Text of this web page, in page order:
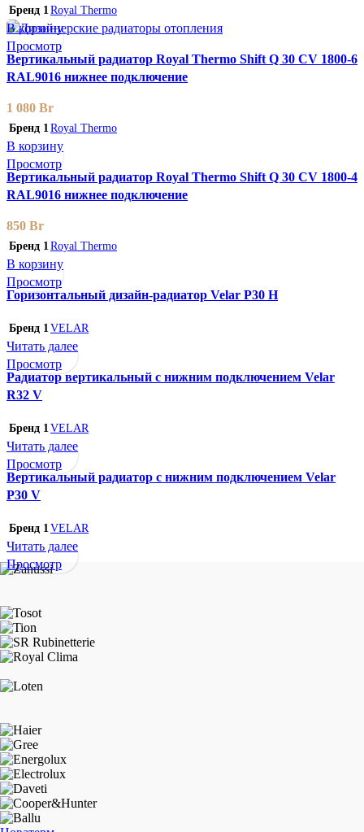
Бренд 1 Royal Thermo
В корзину
Просмотр
Вертикальный радиатор Royal Thermo Shift Q 30 CV 1800-6
RAL9016 нижнее подключение
1 080 Br
Бренд 1 Royal Thermo
В корзину
Просмотр
Вертикальный радиатор Royal Thermo Shift Q 30 CV 1800-4
RAL9016 нижнее подключение
850 Br
Бренд 1 Royal Thermo
В корзину
Просмотр
Горизонтальный дизайн-радиатор Velar P30 H
Бренд 1 VELAR
Читать далее
Просмотр
Радиатор вертикальный с нижним подключением Velar
R32 V
Бренд 1 VELAR
Читать далее
Просмотр
Вертикальный радиатор с нижним подключением Velar
P30 V
Бренд 1 VELAR
Читать далее
Просмотр